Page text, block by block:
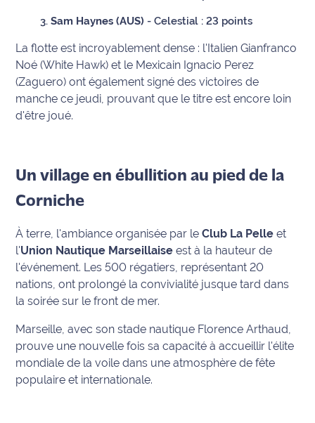
L'anecdote
de Jeff
C'est
mon
club
Coachs
plan
sortie
Nous
contacter
Ecouter
et voir
Maritima
Sam Haynes (AUS) -Celestial : 23 points
La flotte est incroyablement dense : l'Italien Gianfranco
Noé (White Hawk) et le Mexicain Ignacio Perez
(Zaguero) ont également signé des victoires de
manche ce jeudi, prouvant que le titre est encore loin
d'être joué.
Un village en ébullition au pied de la
Corniche
À terre, l'ambiance organisée par leClub La Pelle et
l'Union Nautique Marseillaise est à la hauteur de
l'événement. Les 500 régatiers, représentant 20
nations, ont prolongé la convivialité jusque tard dans
la soirée sur le front de mer.
Marseille, avec son stade nautique Florence Arthaud,
prouve une nouvelle fois sa capacité à accueillir l'élite
mondiale de la voile dans une atmosphère de fête
populaire et internationale.